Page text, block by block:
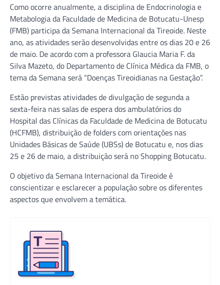
Como ocorre anualmente, a disciplina de Endocrinologia e
Metabologia da Faculdade de Medicina de Botucatu-Unesp
(FMB) participa da Semana Internacional da Tireoide. Neste
ano, as atividades serão desenvolvidas entre os dias 20 e 26
de maio. De acordo com a professora Glaucia Maria F. da
Silva Mazeto, do Departamento de Clínica Médica da FMB, o
tema da Semana será “Doenças Tireoidianas na Gestação”.
Estão previstas atividades de divulgação de segunda a
sexta-feira nas salas de espera dos ambulatórios do
Hospital das Clínicas da Faculdade de Medicina de Botucatu
(HCFMB), distribuição de folders com orientações nas
Unidades Básicas de Saúde (UBSs) de Botucatu e, nos dias
25 e 26 de maio, a distribuição será no Shopping Botucatu.
O objetivo da Semana Internacional da Tireoide é
conscientizar e esclarecer a população sobre os diferentes
aspectos que envolvem a temática.